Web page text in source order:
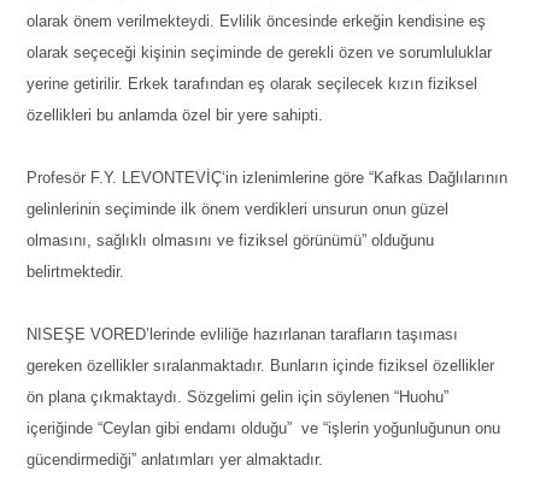
olarak önem verilmekteydi. Evlilik öncesinde erkeğin kendisine eş
olarak seçeceği kişinin seçiminde de gerekli özen ve sorumluluklar
yerine getirilir. Erkek tarafından eş olarak seçilecek kızın fiziksel
özellikleri bu anlamda özel bir yere sahipti.
Profesör F.Y. LEVONTEVİÇ‘in izlenimlerine göre “Kafkas Dağlılarının
gelinlerinin seçiminde ilk önem verdikleri unsurun onun güzel
olmasını, sağlıklı olmasını ve fiziksel görünümü” olduğunu
belirtmektedir.
NISEŞE VORED’lerinde evliliğe hazırlanan tarafların taşıması
gereken özellikler sıralanmaktadır. Bunların içinde fiziksel özellikler
ön plana çıkmaktaydı. Sözgelimi gelin için söylenen “Huohu”
içeriğinde “Ceylan gibi endamı olduğu” ve “işlerin yoğunluğunun onu
gücendirmediği” anlatımları yer almaktadır.